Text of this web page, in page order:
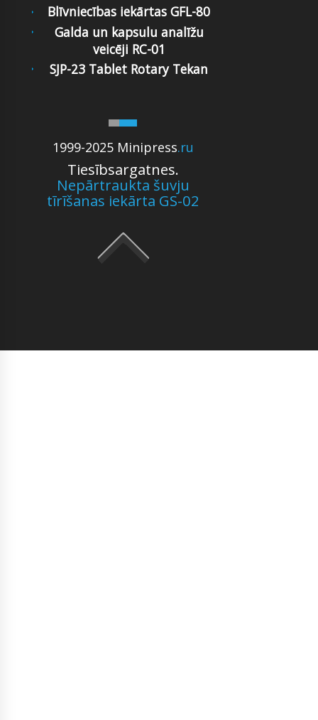
1999-2025 Minipress.ru
Tiesībsargatnes.
Nepārtraukta šuvju
tīrīšanas iekārta GS-02
Blīvniecības iekārtas GFL-80
Galda un kapsulu analīžu
veicēji RC-01
SJP-23 Tablet Rotary Tekan